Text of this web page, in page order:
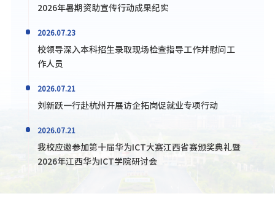
2026年暑期资助宣传行动成果纪实
2026.07.23
校领导深入本科招生录取现场检查指导工作并慰问工
作人员
2026.07.21
刘新跃一行赴杭州开展访企拓岗促就业专项行动
2026.07.21
我校应邀参加第十届华为ICT大赛江西省赛颁奖典礼暨
2026年江西华为ICT学院研讨会